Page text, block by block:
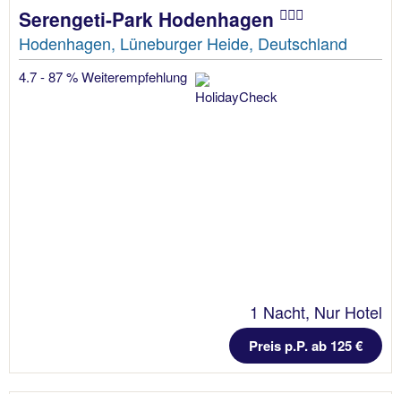
Serengeti-Park Hodenhagen
Hodenhagen, Lüneburger Heide, Deutschland
4.7 - 87 % Weiterempfehlung
1 Nacht, Nur Hotel
Preis p.P. ab 125 €